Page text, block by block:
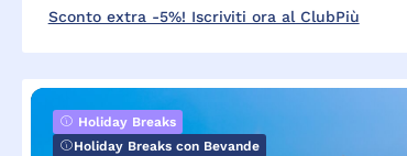
Sconto extra -5%! Iscriviti ora al ClubPiù
Holiday Breaks
Holiday Breaks con Bevande